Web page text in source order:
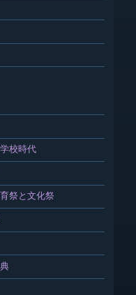
校時代
祭と文化祭